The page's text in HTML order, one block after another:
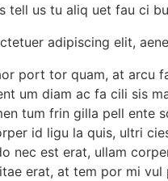
tell us tu aliq uet fau ci
adipiscing elit,
port tor quam, at arcu
um diam ac fa cili sis
tum frin gilla pell ente
id ligu la quis, ultri
nec est erat, ullam
erat, at tem por mi